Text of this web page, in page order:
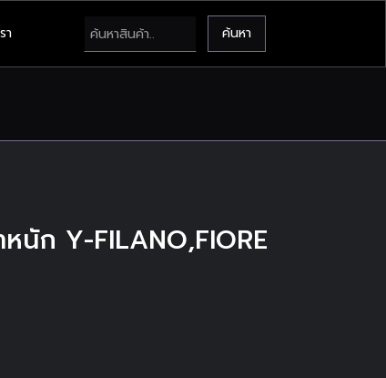
า
นัก Y-FILANO,FIORE